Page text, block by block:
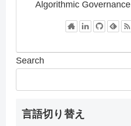
Algorithmic Governance
Search
言語切り替え